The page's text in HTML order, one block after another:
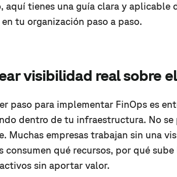
aquí tienes una guía clara y aplicable
en tu organización paso a paso.
visibilidad real sobre
paso para implementar FinOps es
dentro de tu infraestructura. No
Muchas empresas trabajan sin una
consumen qué recursos, por qué
sin aportar valor.